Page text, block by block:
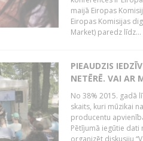
maijā Eiropas
Eiropas Komisijas
Market) paredz līdz...
PIEAUDZIS
NETĒRĒ. VAI AR
No 38% 2015. gadā
skaits, kuri mūzikai
producentu
Pētījumā iegūtie dati
organizēt diskusiju